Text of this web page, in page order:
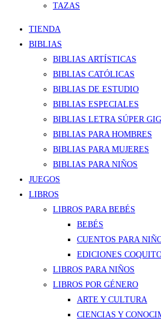
TAZAS
TIENDA
BIBLIAS
BIBLIAS ARTÍSTICAS
BIBLIAS CATÓLICAS
BIBLIAS DE ESTUDIO
BIBLIAS ESPECIALES
BIBLIAS LETRA SÚPER
BIBLIAS PARA HOMBRES
BIBLIAS PARA MUJERES
BIBLIAS PARA NIÑOS
JUEGOS
LIBROS
LIBROS PARA BEBÉS
BEBÉS
CUENTOS PARA
EDICIONES
LIBROS PARA NIÑOS
LIBROS POR GÉNERO
ARTE Y CULTURA
CIENCIAS Y